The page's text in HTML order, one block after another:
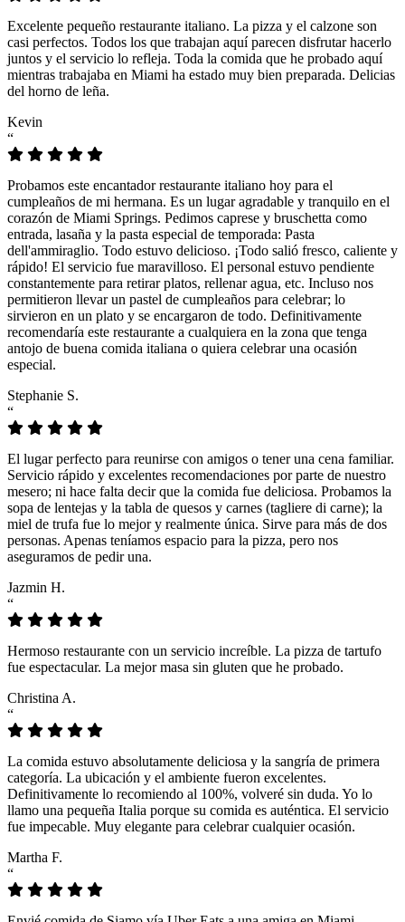
Excelente pequeño restaurante italiano. La pizza y el calzone son
casi perfectos. Todos los que trabajan aquí parecen disfrutar hacerlo
juntos y el servicio lo refleja. Toda la comida que he probado aquí
mientras trabajaba en Miami ha estado muy bien preparada. Delicias
del horno de leña.
Kevin
“
Probamos este encantador restaurante italiano hoy para el
cumpleaños de mi hermana. Es un lugar agradable y tranquilo en el
corazón de Miami Springs. Pedimos caprese y bruschetta como
entrada, lasaña y la pasta especial de temporada: Pasta
dell'ammiraglio. Todo estuvo delicioso. ¡Todo salió fresco, caliente y
rápido! El servicio fue maravilloso. El personal estuvo pendiente
constantemente para retirar platos, rellenar agua, etc. Incluso nos
permitieron llevar un pastel de cumpleaños para celebrar; lo
sirvieron en un plato y se encargaron de todo. Definitivamente
recomendaría este restaurante a cualquiera en la zona que tenga
antojo de buena comida italiana o quiera celebrar una ocasión
especial.
Stephanie S.
“
El lugar perfecto para reunirse con amigos o tener una cena familiar.
Servicio rápido y excelentes recomendaciones por parte de nuestro
mesero; ni hace falta decir que la comida fue deliciosa. Probamos la
sopa de lentejas y la tabla de quesos y carnes (tagliere di carne); la
miel de trufa fue lo mejor y realmente única. Sirve para más de dos
personas. Apenas teníamos espacio para la pizza, pero nos
aseguramos de pedir una.
Jazmin H.
“
Hermoso restaurante con un servicio increíble. La pizza de tartufo
fue espectacular. La mejor masa sin gluten que he probado.
Christina A.
“
La comida estuvo absolutamente deliciosa y la sangría de primera
categoría. La ubicación y el ambiente fueron excelentes.
Definitivamente lo recomiendo al 100%, volveré sin duda. Yo lo
llamo una pequeña Italia porque su comida es auténtica. El servicio
fue impecable. Muy elegante para celebrar cualquier ocasión.
Martha F.
“